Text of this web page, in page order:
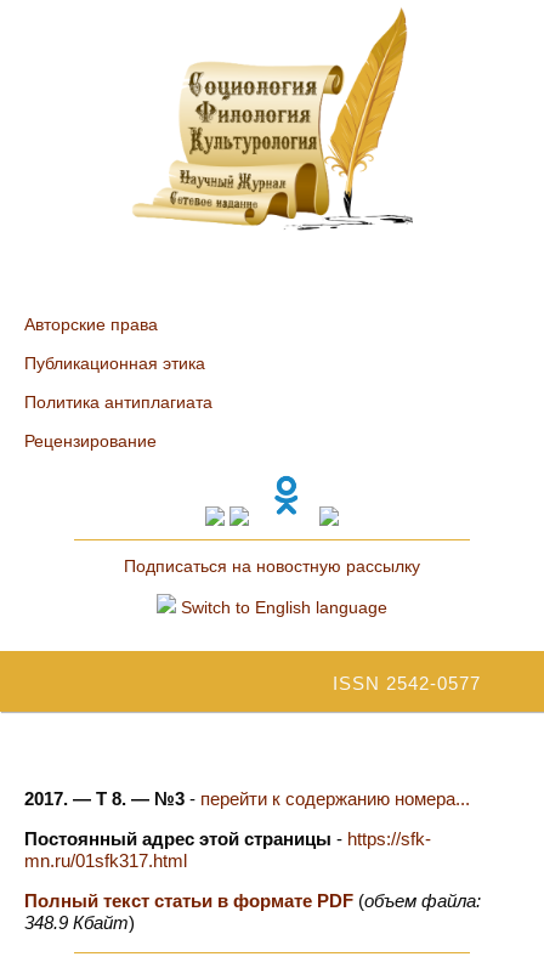
Авторские права
Публикационная этика
Политика антиплагиата
Рецензирование
Подписаться на новостную рассылку
Switch to English language
ISSN 2542-0577
2017. — Т 8. — №3 - перейти к содержанию номера...
Постоянный адрес этой страницы - https://sfk-
mn.ru/01sfk317.html
Полный текст статьи в формате PDF (объем файла:
348.9 Кбайт)